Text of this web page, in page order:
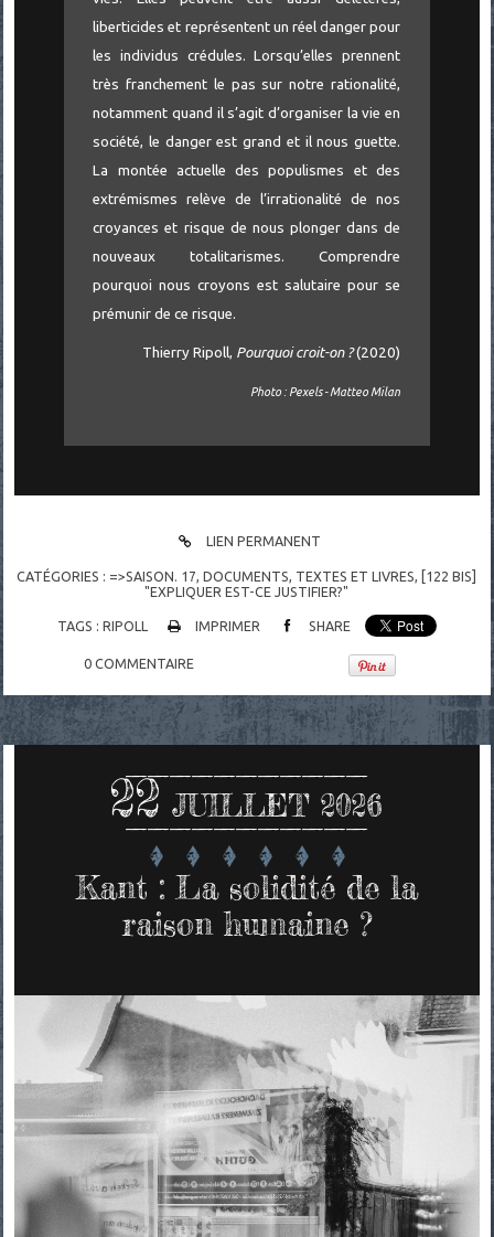
liberticides et représentent un réel danger pour
les individus crédules. Lorsqu’elles prennent
très franchement le pas sur notre rationalité,
notamment quand il s’agit d’organiser la vie en
société, le danger est grand et il nous guette.
La montée actuelle des populismes et des
extrémismes relève de l’irrationalité de nos
croyances et risque de nous plonger dans de
nouveaux totalitarismes. Comprendre
pourquoi nous croyons est salutaire pour se
prémunir de ce risque.
Thierry Ripoll, Pourquoi croit-on ?(2020)
Photo : Pexels - Matteo Milan
LIEN PERMANENT
CATÉGORIES : =>SAISON. 17,DOCUMENTS, TEXTES ET LIVRES,
[122 BIS]
"EXPLIQUER EST-CE JUSTIFIER?"
TAGS : RIPOLL IMPRIMER SHARE
0 COMMENTAIRE
22 JUILLET 2026
Kant : La solidité de la
raison humaine ?